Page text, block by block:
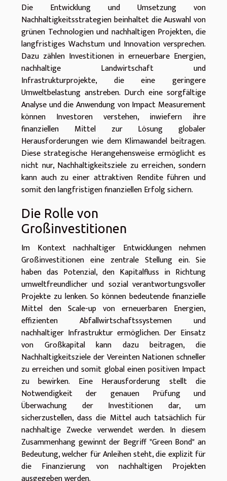
Die Entwicklung und Umsetzung von
Nachhaltigkeitsstrategien beinhaltet die Auswahl von
grünen Technologien und nachhaltigen Projekten, die
langfristiges Wachstum und Innovation versprechen.
Dazu zählen Investitionen in erneuerbare Energien,
nachhaltige Landwirtschaft und
Infrastrukturprojekte, die eine geringere
Umweltbelastung anstreben. Durch eine sorgfältige
Analyse und die Anwendung von Impact Measurement
können Investoren verstehen, inwiefern ihre
finanziellen Mittel zur Lösung globaler
Herausforderungen wie dem Klimawandel beitragen.
Diese strategische Herangehensweise ermöglicht es
nicht nur, Nachhaltigkeitsziele zu erreichen, sondern
kann auch zu einer attraktiven Rendite führen und
somit den langfristigen finanziellen Erfolg sichern.
Die Rolle von
Großinvestitionen
Im Kontext nachhaltiger Entwicklungen nehmen
Großinvestitionen eine zentrale Stellung ein. Sie
haben das Potenzial, den Kapitalfluss in Richtung
umweltfreundlicher und sozial verantwortungsvoller
Projekte zu lenken. So können bedeutende finanzielle
Mittel den Scale-up von erneuerbaren Energien,
effizienten Abfallwirtschaftssystemen und
nachhaltiger Infrastruktur ermöglichen. Der Einsatz
von Großkapital kann dazu beitragen, die
Nachhaltigkeitsziele der Vereinten Nationen schneller
zu erreichen und somit global einen positiven Impact
zu bewirken. Eine Herausforderung stellt die
Notwendigkeit der genauen Prüfung und
Überwachung der Investitionen dar, um
sicherzustellen, dass die Mittel auch tatsächlich für
nachhaltige Zwecke verwendet werden. In diesem
Zusammenhang gewinnt der Begriff "Green Bond" an
Bedeutung, welcher für Anleihen steht, die explizit für
die Finanzierung von nachhaltigen Projekten